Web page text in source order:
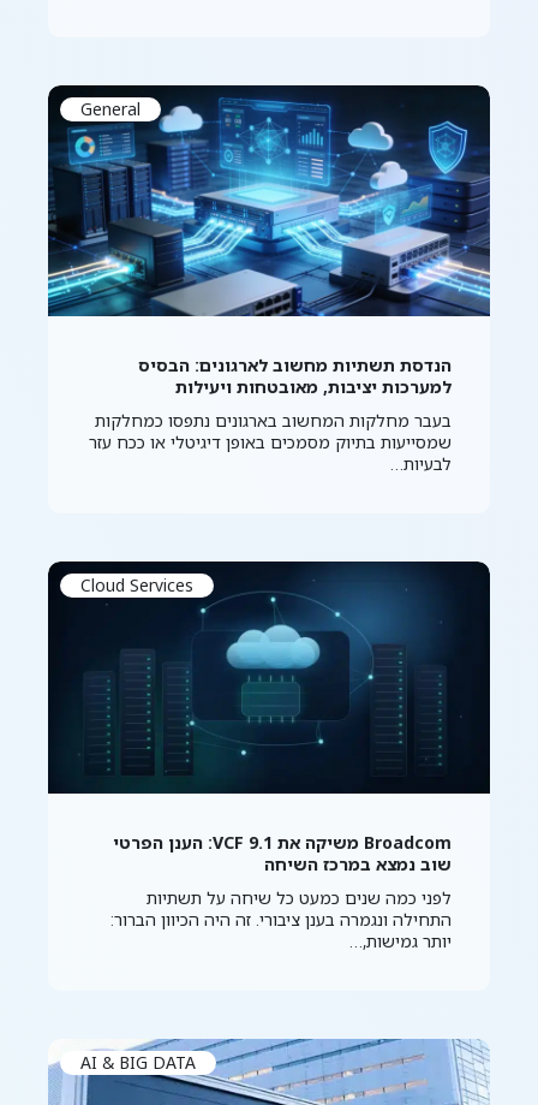
General
הנדסת תשתיות מחשוב לארגונים: הבסיס
למערכות יציבות, מאובטחות ויעילות
בעבר מחלקות המחשוב בארגונים נתפסו כמחלקות
שמסייעות בתיוק מסמכים באופן דיגיטלי או ככח עזר
לבעיות…
Cloud Services
Broadcom משיקה את VCF 9.1: הענן הפרטי
שוב נמצא במרכז השיחה
לפני כמה שנים כמעט כל שיחה על תשתיות
התחילה ונגמרה בענן ציבורי. זה היה הכיוון הברור:
יותר גמישות,…
AI & BIG DATA